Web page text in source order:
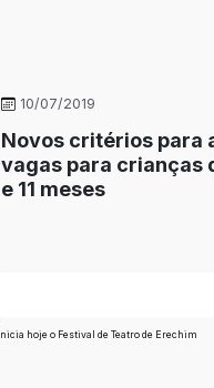
10/07/2019
Novos critérios para
vagas para crianças
e 11 meses